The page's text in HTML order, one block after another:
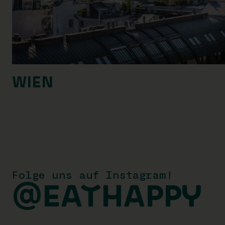
WIEN
Folge uns auf Instagram!
@EATHAPPY